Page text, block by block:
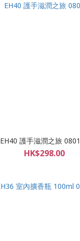
EH40 護手滋潤之旅
HK$298.00